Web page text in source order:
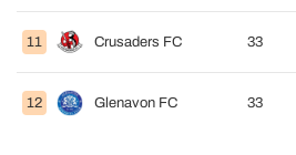
11 Crusaders FC 33
12 Glenavon FC 33